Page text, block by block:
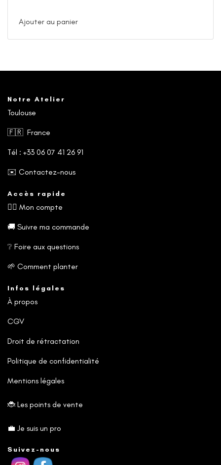
Ajouter au panier
Notre Atelier
Toulouse
🇫🇷 France
Tél : +33 06 07 41 26 91
✉️ Contactez-nous
Accès rapide
🧙‍♂️ Mon compte
🚚 Suivre ma commande
❔ Foire aux questions
🌱 Comment planter
Infos légales
À propos
CGV
Droit de rétractation
Politique de confidentialité
Mentions légales
🐞 Les points de vente
💼 Je suis un pro
Suivez-nous